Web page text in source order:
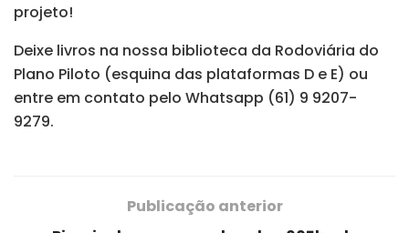
projeto!
Deixe livros na nossa biblioteca da Rodoviária do
Plano Piloto (esquina das plataformas D e E) ou
entre em contato pelo Whatsapp (61) 9 9207-
9279.
Publicação anterior